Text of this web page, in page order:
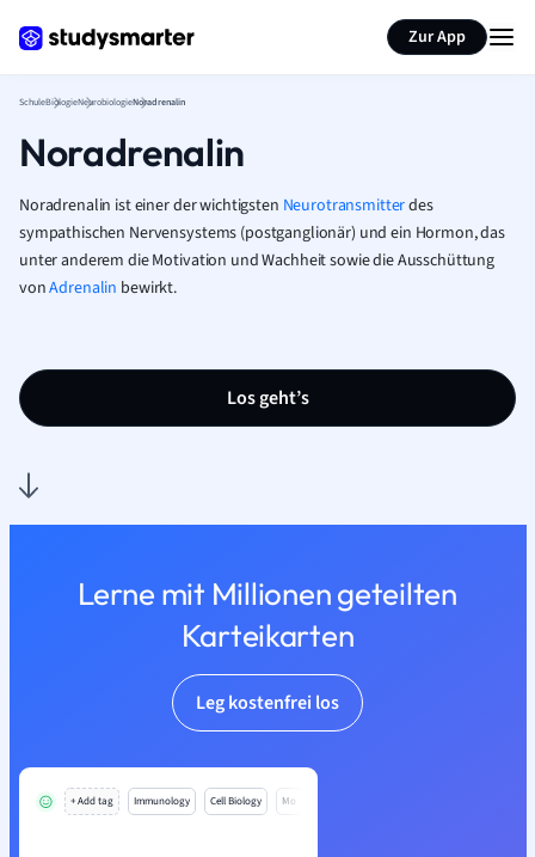
Zur App
SchuleBiologieNeurobiologieNoradrenalin
Noradrenalin
Noradrenalin ist einer der wichtigsten Neurotransmitterdes
sympathischen Nervensystems (postganglionär) und ein Hormon, das
unter anderem die Motivation und Wachheit sowie die Ausschüttung
vonAdrenalin bewirkt.
Los geht’s
Lerne mit Millionen geteilten
Karteikarten
Leg kostenfrei los
+ Add tag Immunology Cell Biology Mo
Seite zusammenfassen